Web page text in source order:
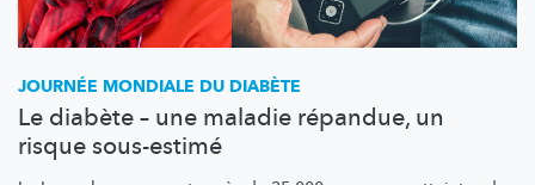
JOURNÉE MONDIALE DU DIABÈTE
Le diabète – une maladie répandue, un
risque sous-estimé